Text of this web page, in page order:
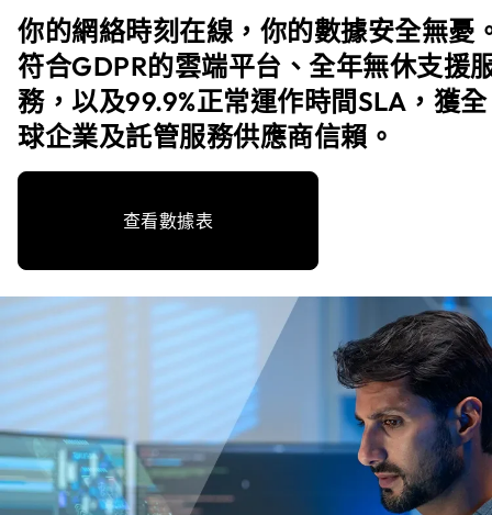
你的網絡時刻在線，你的數據安全無憂
符合GDPR的雲端平台、全年無休支援
務，以及99.9%正常運作時間SLA，獲全
球企業及託管服務供應商信賴。
查看數據表